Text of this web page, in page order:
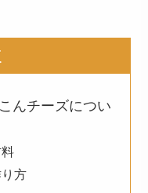
んチーズについ
方